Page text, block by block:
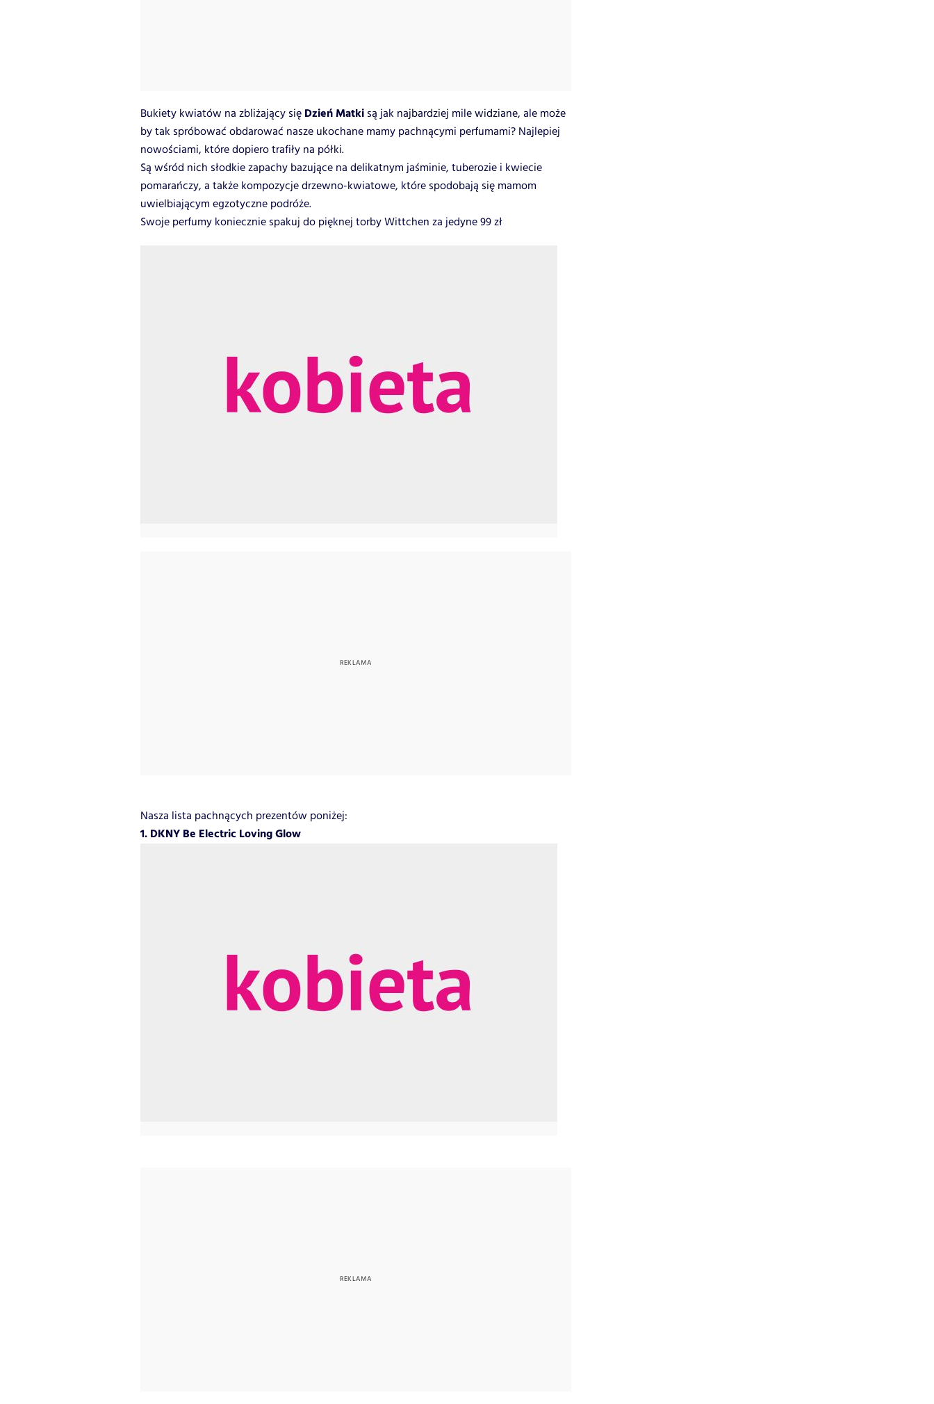
Bukiety kwiatów na zbliżający się Dzień Matki są jak najbardziej mile widziane, ale może
by tak spróbować obdarować nasze ukochane mamy pachnącymi perfumami? Najlepiej
nowościami, które dopiero trafiły na półki.
Są wśród nich słodkie zapachy bazujące na delikatnym jaśminie, tuberozie i kwiecie
pomarańczy, a także kompozycje drzewno-kwiatowe, które spodobają się mamom
uwielbiającym egzotyczne podróże.
Swoje perfumy koniecznie spakuj do pięknej torby Wittchen za jedyne 99 zł
Nasza lista pachnących prezentów poniżej:
1. DKNY Be Electric Loving Glow